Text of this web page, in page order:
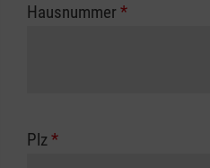
Hausnummer *
Plz*